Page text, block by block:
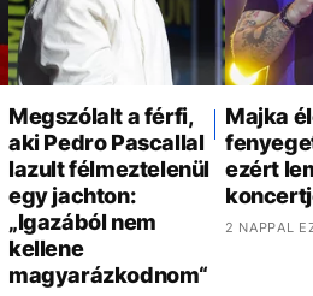
Megszólalt a férfi,
aki Pedro Pascallal
lazult félmeztelenül
egy jachton:
„Igazából nem
kellene
magyarázkodnom“
Majka
ezért
2 NAPPAL